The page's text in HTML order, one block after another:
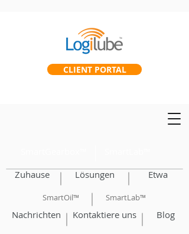
CLIENT PORTAL
Zuhause Lösungen Etwa
SmartOil™ SmartLab™
Nachrichten Kontaktiere uns Blog